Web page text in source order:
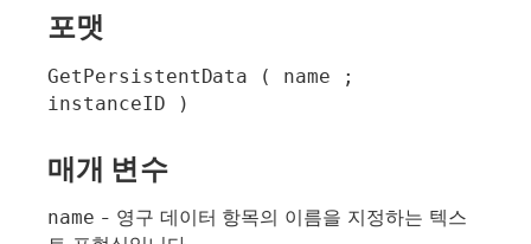
포맷
GetPersistentData ( name ;
instanceID )
매개 변수
name - 영구 데이터 항목의 이름을 지정하는 텍스